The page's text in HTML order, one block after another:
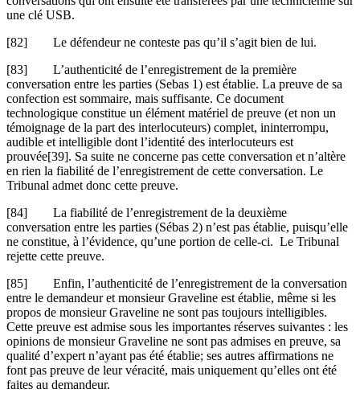
une clé USB.
[82] Le défendeur ne conteste pas qu’il s’agit bien de lui.
[83] L’authenticité de l’enregistrement de la première
conversation entre les parties (Sebas 1) est établie. La preuve de sa
confection est sommaire, mais suffisante. Ce document
technologique constitue un élément matériel de preuve (et non un
témoignage de la part des interlocuteurs) complet, ininterrompu,
audible et intelligible dont l’identité des interlocuteurs est
prouvée[39]. Sa suite ne concerne pas cette conversation et n’altère
en rien la fiabilité de l’enregistrement de cette conversation. Le
Tribunal admet donc cette preuve.
[84] La fiabilité de l’enregistrement de la deuxième
conversation entre les parties (Sébas 2) n’est pas établie, puisqu’elle
ne constitue, à l’évidence, qu’une portion de celle-ci. Le Tribunal
rejette cette preuve.
[85] Enfin, l’authenticité de l’enregistrement de la conversation
entre le demandeur et monsieur Graveline est établie, même si les
propos de monsieur Graveline ne sont pas toujours intelligibles.
Cette preuve est admise sous les importantes réserves suivantes : les
opinions de monsieur Graveline ne sont pas admises en preuve, sa
qualité d’expert n’ayant pas été établie; ses autres affirmations ne
font pas preuve de leur véracité, mais uniquement qu’elles ont été
faites au demandeur.